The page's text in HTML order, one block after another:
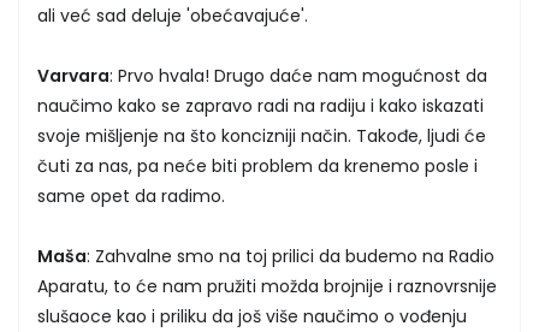
ali već sad deluje 'obećavajuće'.
Varvara: Prvo hvala! Drugo daće nam mogućnost da
naučimo kako se zapravo radi na radiju i kako iskazati
svoje mišljenje na što koncizniji način. Takođe, ljudi će
čuti za nas, pa neće biti problem da krenemo posle i
same opet da radimo.
Maša: Zahvalne smo na toj prilici da budemo na Radio
Aparatu, to će nam pružiti možda brojnije i raznovrsnije
slušaoce kao i priliku da još više naučimo o vođenju